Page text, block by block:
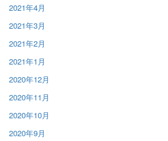
2021年4月
2021年3月
2021年2月
2021年1月
2020年12月
2020年11月
2020年10月
2020年9月